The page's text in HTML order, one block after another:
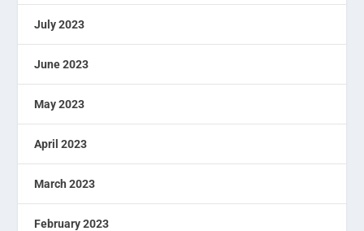
July 2023
June 2023
May 2023
April 2023
March 2023
February 2023